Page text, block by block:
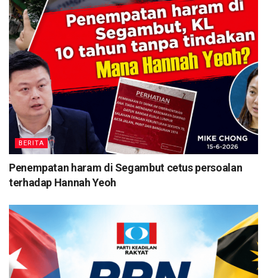
BERITA
Penempatan haram di Segambut cetus persoalan
terhadap Hannah Yeoh